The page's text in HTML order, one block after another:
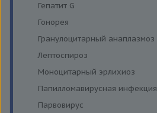
Углеводный обмен
Ферменты
Гепатит G
Гонорея
Гранулоцитарный анаплазмоз
Лептоспироз
Моноцитарный эрлихиоз
Папилломавирусная инфекция
Парвовирус